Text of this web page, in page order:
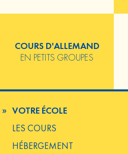
COURS D'ALLEMAND
EN PETITS GROUPES
VOTRE ÉCOLE
LES COURS
HÉBERGEMENT